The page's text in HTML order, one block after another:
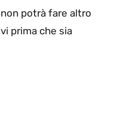
potrà fare altro
prima che sia